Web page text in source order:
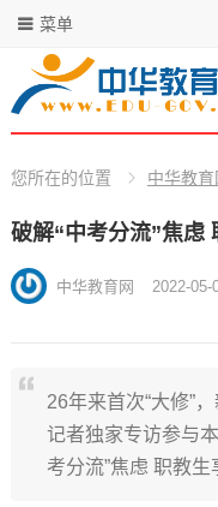
菜单
您所在的位置 中华教育
破解“中考分流”焦虑
中华教育网 2022-05-
26年来首次“大修”
记者独家专访参与
考分流”焦虑 职教